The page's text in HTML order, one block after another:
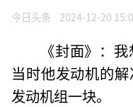
今日头条 2024-12-20
《封面》：
当时他发动机的
发动机组一块。